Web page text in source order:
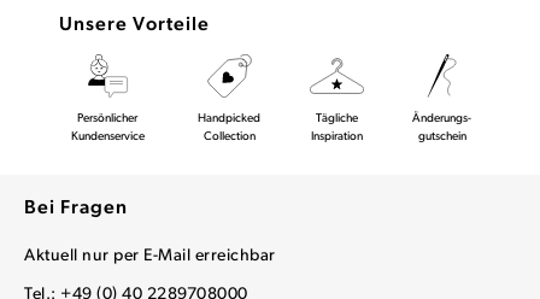
Unsere Vorteile
Persönlicher
Kundenservice
Handpicked
Collection
Tägliche
Inspiration
Änderungs-
gutschein
Bei Fragen
Aktuell nur per E-Mail erreichbar
Tel.: +49 (0) 40 2289708000